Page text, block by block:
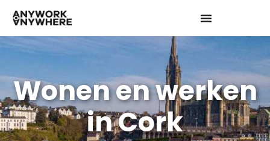
Wonen en werken
in Cork